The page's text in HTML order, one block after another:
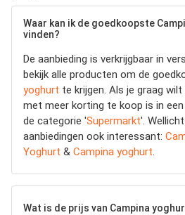
Waar kan ik de goedkoopste
vinden?
De aanbieding is verkrijgbaar in
bekijk alle producten om de
yoghurt te krijgen. Als je graag
met meer korting te koop is in een
de categorie 'Supermarkt'.
aanbiedingen ook interessant:
Yoghurt & Campina yoghurt.
Wat is de prijs van Campina